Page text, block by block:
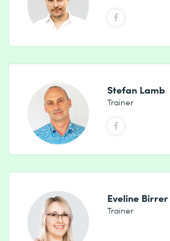
Stefan Lamb
Trainer
Eveline Birrer
Trainer